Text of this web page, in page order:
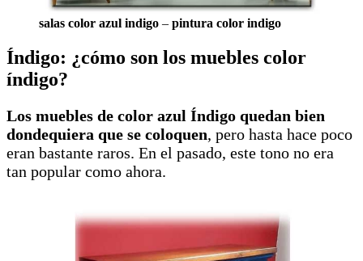
salas color azul indigo – pintura color indigo
Índigo: ¿cómo son los muebles color
índigo?
Los muebles de color azul Índigo quedan bien
dondequiera que se coloquen, pero hasta hace poco
eran bastante raros. En el pasado, este tono no era
tan popular como ahora.